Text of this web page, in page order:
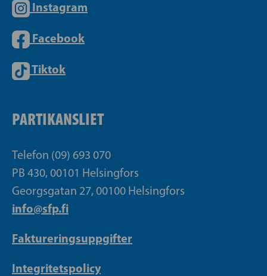
Instagram
Facebook
Tiktok
PARTIKANSLIET
Telefon (09) 693 070
PB 430, 00101 Helsingfors
Georgsgatan 27, 00100 Helsingfors
info@sfp.fi
Faktureringsuppgifter
Integritetspolicy